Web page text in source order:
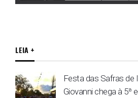
LEIA +
Festa das Safras de
Giovanni chega à 5ª